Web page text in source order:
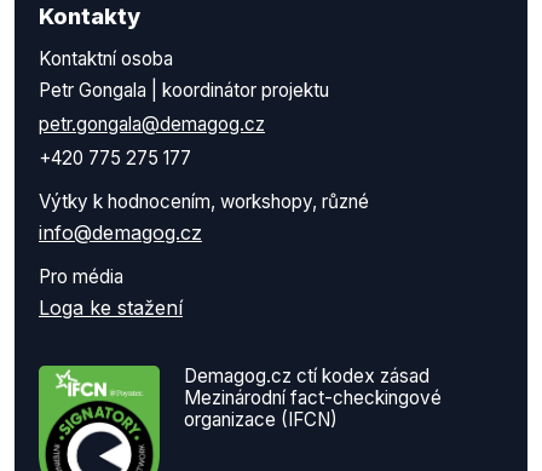
Kontakty
Kontaktní osoba
Petr Gongala | koordinátor projektu
petr.gongala@demagog.cz
+420 775 275 177
Výtky k hodnocením, workshopy, různé
info@demagog.cz
Pro média
Loga ke stažení
Demagog.cz ctí kodex zásad
Mezinárodní fact-checkingové
organizace (IFCN)